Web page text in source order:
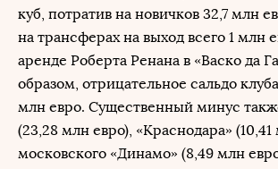
куб, потратив на новичков 32,7 млн
на трансферах на выход всего 1 млн
аренде Роберта Ренана в «Васко да
образом, отрицательное сальдо
млн евро. Существенный минус
(23,28 млн евро), «Краснодара» (10,41
московского «Динамо» (8,49 млн